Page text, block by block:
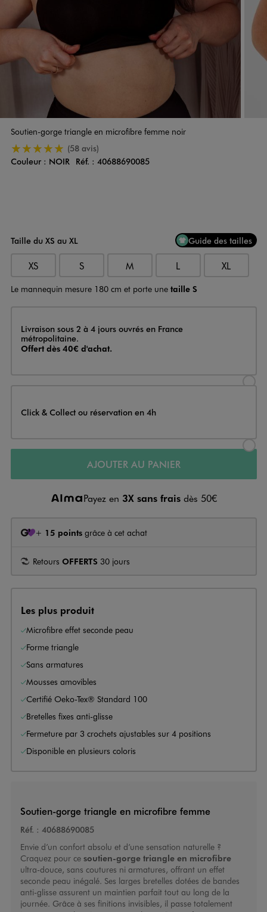
Soutien-gorge triangle en microfibre femme noir
5/5 de moyenne(58 avis)
Couleur
Couleur : NOIR Réf. : 40688690085
Taille du XS au XL Guide des tailles
XS S M L XL
Le mannequin mesure 180 cm et porte une taille S
Livraison
Livraison sous 2 à 4 jours ouvrés en France
métropolitaine.
Offert dès 40€ d'achat.
Click & Collect ou réservation en 4h
AJOUTER AU PANIER
Payez en 3X sans frais dès 50€
+ 15 points grâce à cet achat
Retours OFFERTS 30 jours
Les plus produit
Microfibre effet seconde peau
Forme triangle
Sans armatures
Mousses amovibles
Certifié Oeko-Tex® Standard 100
Bretelles fixes anti-glisse
Fermeture par 3 crochets ajustables sur 4 positions
Disponible en plusieurs coloris
Soutien-gorge triangle en microfibre femme
Réf. : 40688690085
Envie d’un confort absolu et d’une sensation naturelle ?
Craquez pour ce soutien-gorge triangle en microfibre
ultra-douce, sans coutures ni armatures, offrant un effet
seconde peau inégalé. Ses larges bretelles dotées de bandes
anti-glisse assurent un maintien parfait tout au long de la
journée. Grâce à ses finitions invisibles, il passe totalement